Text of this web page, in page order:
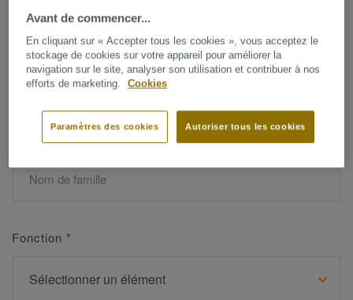
Prénom*
Fonction *
Avant de commencer...
En cliquant sur « Accepter tous les cookies », vous acceptez le
stockage de cookies sur votre appareil pour améliorer la
navigation sur le site, analyser son utilisation et contribuer à nos
efforts de marketing.
Cookies
Autoriser tous les cookies
Paramètres des cookies